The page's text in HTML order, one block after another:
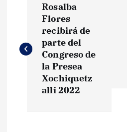
v
Rosalba
Flores
recibirá de
parte del
Congreso de
la Presea
Xochiquetz
alli 2022